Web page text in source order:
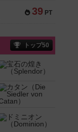
39 PT
トップ50